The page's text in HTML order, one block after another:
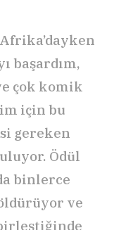
başardım,
çok komik
için bu
gereken
Ödül
binlerce
ve